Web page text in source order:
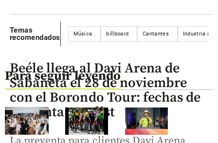
Temas
recomendados
Música billboard Cantantes Industria
Para seguir leyendo
Beéle llega al Davi Arena de
Sabaneta el 28 de noviembre
con el Borondo Tour: fechas de
preventa y setlist